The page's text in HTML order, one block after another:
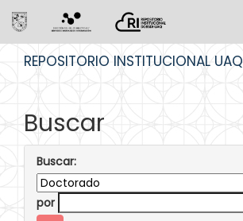
REPOSITORIO INSTITUCIONAL UAQ
Buscar
Buscar:
por